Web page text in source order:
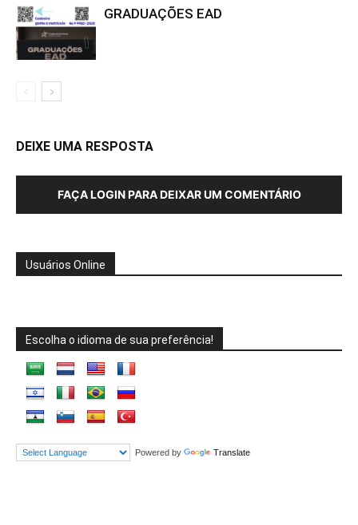
GRADUAÇÕES EAD
DEIXE UMA RESPOSTA
FAÇA LOGIN PARA DEIXAR UM COMENTÁRIO
Usuários Online
Escolha o idioma de sua preferência!
Powered by Translate